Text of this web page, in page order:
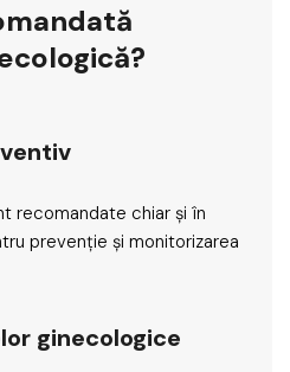
recomandate chiar și în
prevenție și monitorizarea
ginecologice